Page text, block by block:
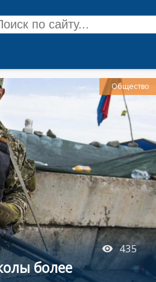
435
более
Общество